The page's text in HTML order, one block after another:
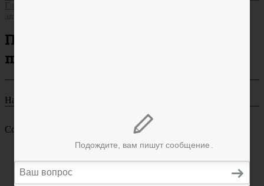
Главная
автосалоне
Проверка автомобиля при
покупке в автосалоне
На чтение
Содержание
Проверка нового автомобиля
Проверка нового автомобиля в автосалоне
Что включает в себя услуга «Проверка нового